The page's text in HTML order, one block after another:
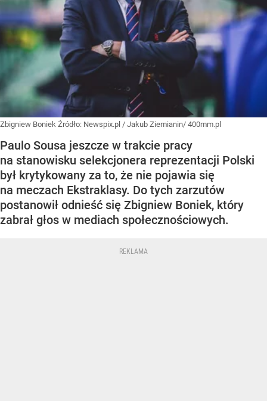
Zbigniew Boniek Źródło: Newspix.pl / Jakub Ziemianin/ 400mm.pl
Paulo Sousa jeszcze w trakcie pracy
na stanowisku selekcjonera reprezentacji Polski
był krytykowany za to, że nie pojawia się
na meczach Ekstraklasy. Do tych zarzutów
postanowił odnieść się Zbigniew Boniek, który
zabrał głos w mediach społecznościowych.